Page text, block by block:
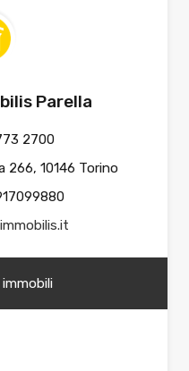
Parella
2700
266, 10146 Torino